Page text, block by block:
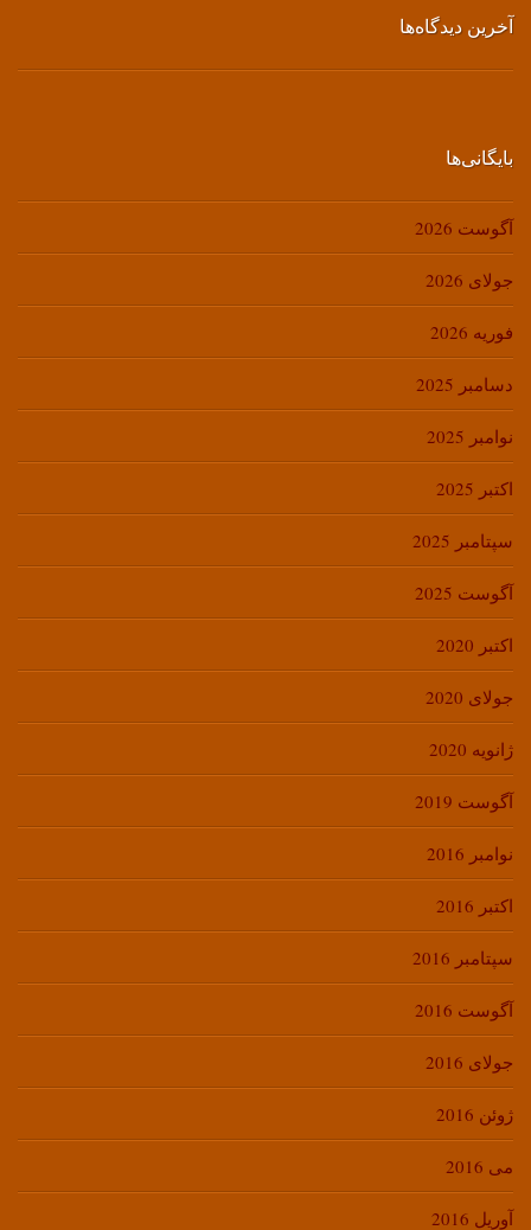
آخرین دیدگاه‌ها
بایگانی‌ها
آگوست 2026
جولای 2026
فوریه 2026
دسامبر 2025
نوامبر 2025
اکتبر 2025
سپتامبر 2025
آگوست 2025
اکتبر 2020
جولای 2020
ژانویه 2020
آگوست 2019
نوامبر 2016
اکتبر 2016
سپتامبر 2016
آگوست 2016
جولای 2016
ژوئن 2016
می 2016
آوریل 2016